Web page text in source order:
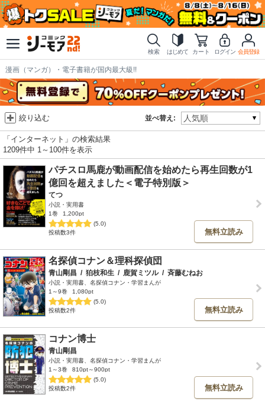
検索 はじめて カート ログイン 会員登録
漫画（マンガ）・電子書籍が国内最大級!!
並べ替え:
絞り込む
「インターネット」の検索結果
1209件中 1～100件を表示
パチスロ馬鹿が動画配信を始めたら再生回数が1
億回を超えました＜電子特別版＞
てつ
小説・実用書
1巻
1,200pt
(5.0)
投稿数3件
無料立読み
名探偵コナン＆理科探偵団
青山剛昌 / 狛枝和生 / 鹿賀ミツル / 斉藤むねお
小説・実用書、名探偵コナン・学習まんが
1～9巻
1,080pt
(5.0)
投稿数2件
無料立読み
コナン博士
青山剛昌
小説・実用書、名探偵コナン・学習まんが
1～3巻
810pt～900pt
(5.0)
投稿数2件
無料立読み